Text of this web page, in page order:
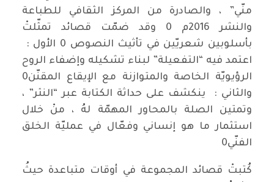
منّي” ، والصادرة من المركز الثقافي للطباعة
والنشر 2016م 0 وقد ضمّت قصائد تمثّلتْ
بأسلوبين شعريّين في تأثيث النصوص 0 الأول :
اعتمد فيه “التفعيلة” لبناء تشكيله وإضفاء الروح
الرؤيويّة الخاصة والمتوازنة مع الإيقاع المقنّن0
والثاني : ينكشف على حداثة الكتابة عبر “النثر” ،
وتمتين الصلة بالمحاور المهمّة لهُ ، منْ خلال
استثمار ما هو إنساني وفعّال في عمليّة الخلق
الفنّي0
كُتبتْ قصائد المجموعة في أوقات متباعدة حيثُ